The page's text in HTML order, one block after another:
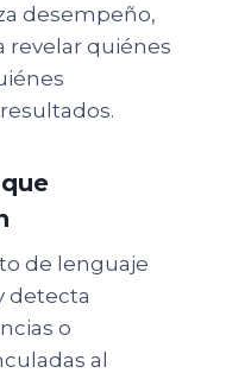
desempeño,
revelar quiénes
de lenguaje
detecta
o
al